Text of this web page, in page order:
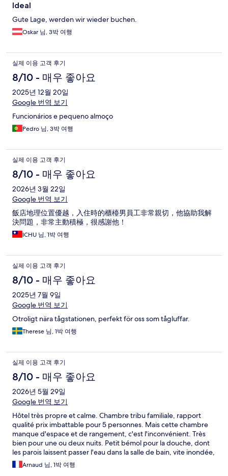
Ideal
Gute Lage, werden wir wieder buchen.
Oskar 님, 3박 여행
실제 이용 고객 후기
8/10 - 매우 좋아요
2025년 12월 20일
Google 번역 보기
Funcionários e pequeno almoço
Pedro 님, 3박 여행
실제 이용 고객 후기
8/10 - 매우 좋아요
2026년 3월 22일
Google 번역 보기
飯店地理位置優越，入住時的櫃檯男員工非常親切，他協助我解
決問題，非常主動積極，很感謝他！
ICHU 님, 1박 여행
실제 이용 고객 후기
8/10 - 매우 좋아요
2025년 7월 9일
Google 번역 보기
Otroligt nära tågstationen, perfekt för oss som tågluffar.
Therese 님, 1박 여행
실제 이용 고객 후기
8/10 - 매우 좋아요
2026년 5월 29일
Google 번역 보기
Hôtel très propre et calme. Chambre tribu familiale, rapport
qualité prix imbattable pour 5 personnes. Mais cette chambre
manque d'espace et de rangement, c'est l'inconvénient. Très
bien pour une ou deux nuits. Petit bémol pour la douche, dont
les parois laissent passer l'eau dans la salle de bain, vite inondée,
et dont l'évacuation s'écoulait lentement. Personnel adorable,
aux petits soins. Le petit déjeuner est très bien fourni pour cette
Arnaud 님, 1박 여행